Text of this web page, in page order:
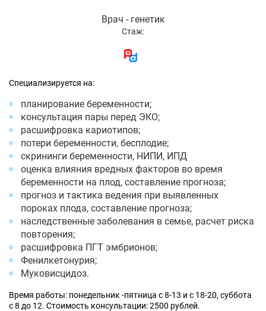
Врач - генетик
Стаж:
Специализируется на:
планирование беременности;
консультация пары перед ЭКО;
расшифровка кариотипов;
потери беременности, бесплодие;
скрининги беременности, НИПИ, ИПД
оценка влияния вредных факторов во время
беременности на плод, составление прогноза;
прогноз и тактика ведения при выявленных
пороках плода, составление прогноза;
наследственные заболевания в семье, расчет риска
повторения;
расшифровка ПГТ эмбрионов;
Фенилкетонурия;
Муковисцидоз.
Время работы: понедельник -пятница с 8-13 и с 18-20, суббота
с 8 до 12. Стоимость консультации: 2500 рублей.